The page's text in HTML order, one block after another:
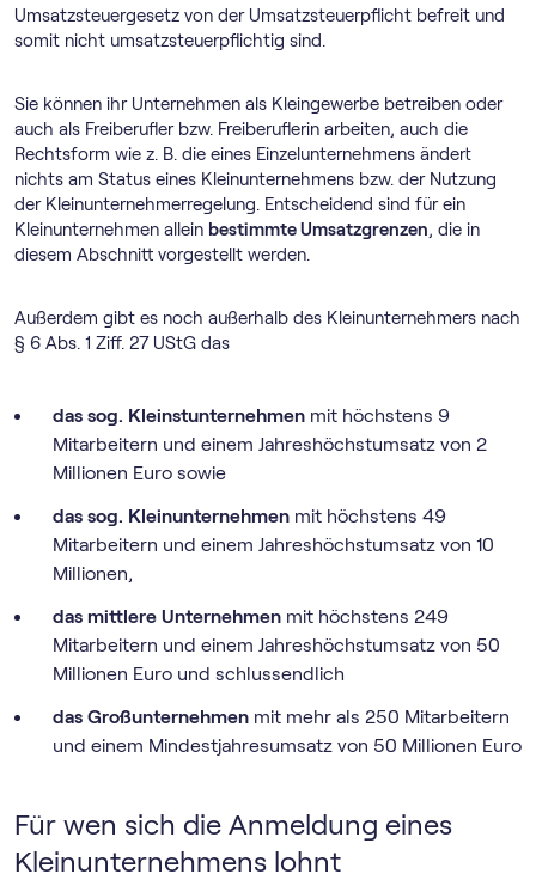
Umsatzsteuergesetz von der Umsatzsteuerpflicht befreit und
somit nicht umsatzsteuerpflichtig sind.
Sie können ihr Unternehmen als Kleingewerbe betreiben oder
auch als Freiberufler bzw. Freiberuflerin arbeiten, auch die
Rechtsform wie z. B. die eines Einzelunternehmens ändert
nichts am Status eines Kleinunternehmens bzw. der Nutzung
der Klein­unternehmer­regelung. Entscheidend sind für ein
Kleinunternehmen allein bestimmte Umsatzgrenzen, die in
diesem Abschnitt vorgestellt werden.
Außerdem gibt es noch außerhalb des Kleinunternehmers nach
§ 6 Abs. 1 Ziff. 27 UStG das
das sog. Kleinstunternehmen mit höchstens 9
Mitarbeitern und einem Jahreshöchstumsatz von 2
Millionen Euro sowie
das sog. Kleinunternehmen mit höchstens 49
Mitarbeitern und einem Jahreshöchstumsatz von 10
Millionen,
das mittlere Unternehmen mit höchstens 249
Mitarbeitern und einem Jahreshöchstumsatz von 50
Millionen Euro und schlussendlich
das Großunternehmen mit mehr als 250 Mitarbeitern
und einem Mindestjahresumsatz von 50 Millionen Euro
Für wen sich die Anmeldung eines
Kleinunternehmens lohnt